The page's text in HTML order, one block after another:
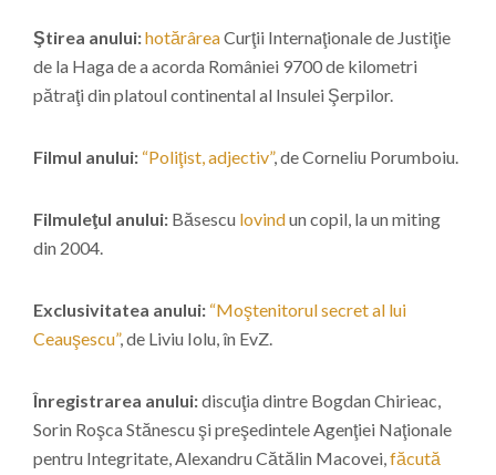
Ştirea anului:hotărâreaCurţii Internaţionale de Justiţie
de la Haga de a acorda României 9700 de kilometri
pătraţi din platoul continental al Insulei Şerpilor.
Filmul anului: “Poliţist, adjectiv”, de Corneliu Porumboiu.
Filmuleţul anului: Băsescu lovindun copil, la un miting
din 2004.
Exclusivitatea anului: “Moştenitorul secret al lui
Ceauşescu”, de Liviu Iolu, în EvZ.
Înregistrarea anului:discuţia dintre Bogdan Chirieac,
Sorin Roşca Stănescu şi preşedintele Agenţiei Naţionale
pentru Integritate, Alexandru Cătălin Macovei,făcută